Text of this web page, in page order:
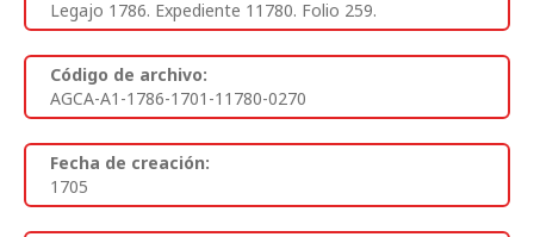
Legajo 1786. Expediente 11780. Folio 259.
Código de archivo:
AGCA-A1-1786-1701-11780-0270
Fecha de creación:
1705